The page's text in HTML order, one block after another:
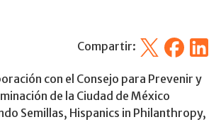
Compartir: X Facebook
con el Consejo para Prevenir y
de la Ciudad de México
Semillas, Hispanics in Philanthropy,